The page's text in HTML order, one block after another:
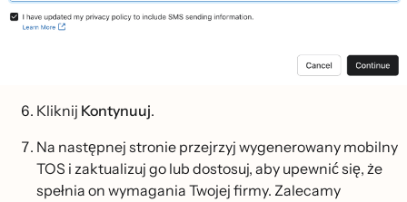
Kliknij Kontynuuj.
Na następnej stronie przejrzyj wygenerowany mobilny
TOS i zaktualizuj go lub dostosuj, aby upewnić się, że
spełnia on wymagania Twojej firmy. Zalecamy